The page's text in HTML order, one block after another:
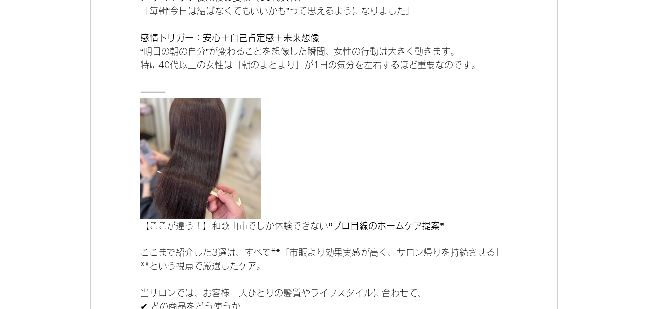
「毎朝“今日は結ばなくてもいいかも”って思えるようになりました」
感情トリガー：安心＋自己肯定感＋未来想像
“明日の朝の自分”が変わることを想像した瞬間、女性の行動は大きく動きます。
特に40代以上の女性は「朝のまとまり」が1日の気分を左右するほど重要なのです。
⸻
【ここが違う！】和歌山市でしか体験できない“プロ目線のホームケア提案”
ここまで紹介した3選は、すべて**「市販より効果実感が高く、サロン帰りを持続させる」
**という視点で厳選したケア。
当サロンでは、お客様一人ひとりの髪質やライフスタイルに合わせて、
✔ どの商品をどう使うか